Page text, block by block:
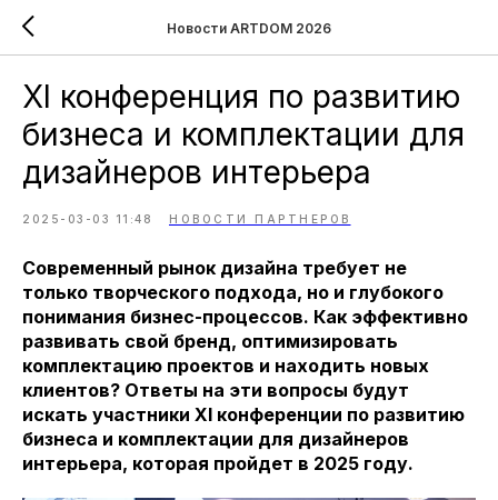
Новости ARTDOM 2026
XI конференция по развитию
бизнеса и комплектации для
дизайнеров интерьера
2025-03-03 11:48 НОВОСТИ ПАРТНЕРОВ
Современный рынок дизайна требует не
только творческого подхода, но и глубокого
понимания бизнес-процессов. Как эффективно
развивать свой бренд, оптимизировать
комплектацию проектов и находить новых
клиентов? Ответы на эти вопросы будут
искать участники XI конференции по развитию
бизнеса и комплектации для дизайнеров
интерьера, которая пройдет в 2025 году.